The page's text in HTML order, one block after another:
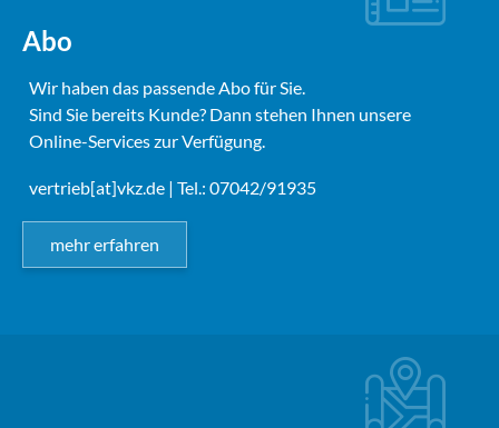
Abo
Wir haben das passende Abo für Sie.
Sind Sie bereits Kunde? Dann stehen Ihnen unsere
Online-Services zur Verfügung.
vertrieb[at]vkz.de | Tel.: 07042/91935
mehr erfahren